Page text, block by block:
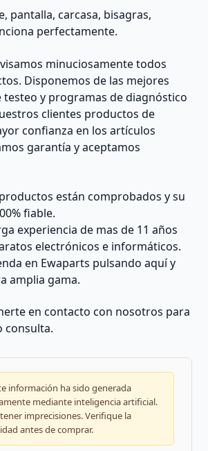
pantalla, carcasa, bisagras,
perfectamente.
minuciosamente todos
Disponemos de las mejores
y programas de diagnóstico
clientes productos de
confianza en los artículos
garantía y aceptamos
están comprobados y su
fiable.
experiencia de mas de 11 años
electrónicos e informáticos.
en Ewaparts pulsando aquí y
amplia gama.
en contacto con nosotros para
consulta.
información ha sido generada
mediante inteligencia artificial.
imprecisiones. Verifique la
antes de comprar.